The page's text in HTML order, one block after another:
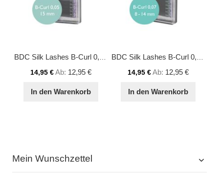
BDC Silk Lashes B-Curl 0,05 - 15 mm
14,95 €Ab 12,95 €
In den Warenkorb
BDC Silk Lashes B-Curl 0,07 Mix
14,95 €Ab 12,95 €
In den Warenkorb
Mein Wunschzettel